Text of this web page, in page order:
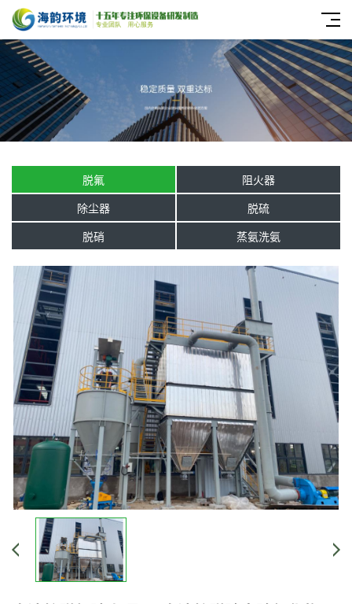
脱氟
阻火器
除尘器
脱硫
脱硝
蒸氨洗氨